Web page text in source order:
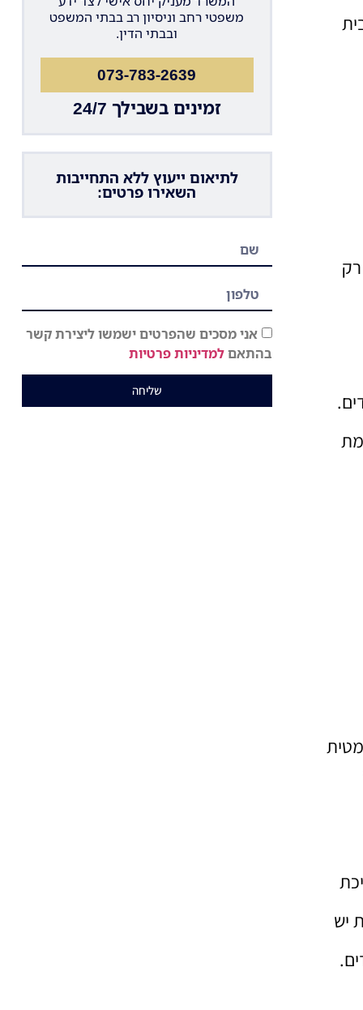
יש
משפטי רחב וניסיון רב בבתי המשפט
ובבתי הדין.
073-783-2639
זמינים בשבילך 24/7
לתיאום ייעוץ ללא התחייבות
השאירו פרטים:
אני מסכים שהפרטים ישמשו ליצירת קשר
בהתאםלמדיניות פרטיות
שליחה